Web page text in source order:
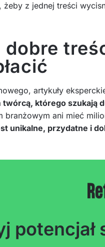
żeby z jednej treści
artykuły
twórcą, którego szukają
branżowym ani mieć
unikalne, przydatne i